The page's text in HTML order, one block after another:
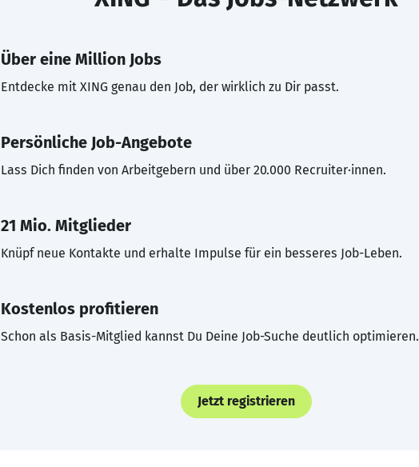
Über eine Million Jobs
Entdecke mit XING genau den Job, der wirklich zu Dir passt.
Persönliche Job-Angebote
Lass Dich finden von Arbeitgebern und über 20.000 Recruiter·innen.
21 Mio. Mitglieder
Knüpf neue Kontakte und erhalte Impulse für ein besseres Job-Leben.
Kostenlos profitieren
Schon als Basis-Mitglied kannst Du Deine Job-Suche deutlich optimieren.
Jetzt registrieren